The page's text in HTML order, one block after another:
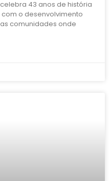
43 anos de história
o desenvolvimento
comunidades onde